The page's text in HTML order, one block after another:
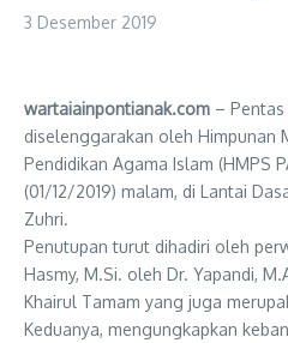
3 Desember 2019
wartaiainpontianak.com – Pentas
diselenggarakan oleh Himpunan
Pendidikan Agama Islam (HMPS
(01/12/2019) malam, di Lantai
Zuhri.
Penutupan turut dihadiri oleh
Hasmy, M.Si. oleh Dr. Yapandi,
Khairul Tamam yang juga
Keduanya, mengungkapkan